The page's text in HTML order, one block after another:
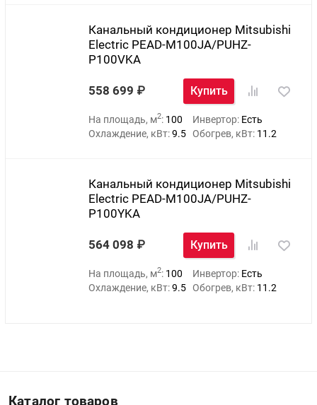
Канальный кондиционер Mitsubishi
Electric PEAD-M100JA/PUHZ-
P100VKA
558 699 Купить
На площадь, м2: 100 Инвертор: Есть
Охлаждение, кВт:9.5 Обогрев, кВт: 11.2
Канальный кондиционер Mitsubishi
Electric PEAD-M100JA/PUHZ-
P100YKA
564 098 Купить
На площадь, м2: 100 Инвертор: Есть
Охлаждение, кВт:9.5 Обогрев, кВт: 11.2
Каталог товаров